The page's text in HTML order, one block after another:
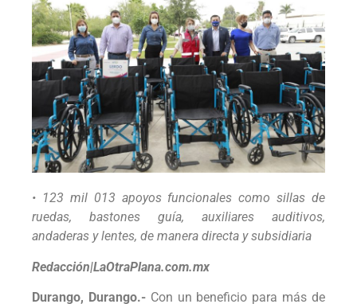
• 123 mil 013 apoyos funcionales como sillas de
ruedas, bastones guía, auxiliares auditivos,
andaderas y lentes, de manera directa y subsidiaria
Redacción|LaOtraPlana.com.mx
Durango, Durango.-Con un beneficio para más de